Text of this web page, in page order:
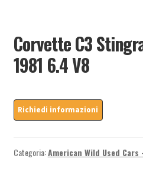
Corvette C3
1981 6.4 V8
Categoria:American Wild Used Cars -